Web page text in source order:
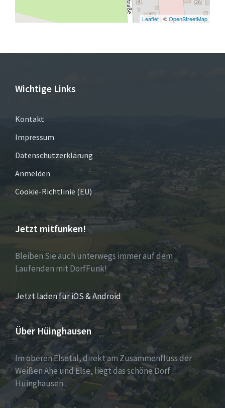
Leaflet | ©OpenStreetMap
Wichtige Links
Kontakt
Impressum
Datenschutzerklärung
Anmelden
Cookie-Richtlinie (EU)
Jetzt mitfunken!
Bleiben Sie auch unterwegs immer auf dem
Laufenden mit DorfFunk!
Jetzt laden für iOS & Android
Über Hüinghausen
Im oberen Elsetal, direkt am Zusammenfluss der
Weißen Ahe und Else, liegt das schöne Dorf
Hüinghausen.